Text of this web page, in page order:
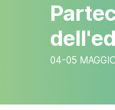
04-05